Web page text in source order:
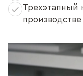
Трехэтапный
производстве